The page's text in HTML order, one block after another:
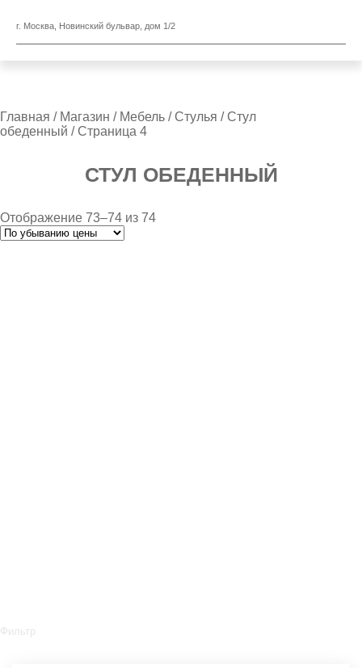
г. Москва, Новинский бульвар, дом 1/2
Главная / Магазин / Мебель /Стулья /Стул
обеденный / Страница 4
СТУЛ ОБЕДЕННЫЙ
Отображение 73–74 из 74
Фильтр